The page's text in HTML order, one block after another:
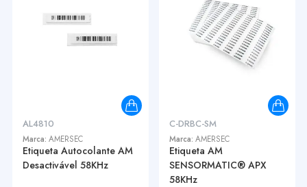
AL4810
Marca: AMERSEC
Etiqueta Autocolante AM
Desactivável 58KHz
C-DRBC-SM
Marca: AMERSEC
Etiqueta AM
SENSORMATIC® APX
58KHz